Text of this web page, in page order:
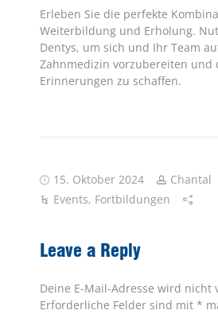
Erleben Sie die perfekte
Weiterbildung und Erholung.
Dentys, um sich und Ihr Team
Zahnmedizin vorzubereiten und
Erinnerungen zu schaffen.
15. Oktober 2024
Chantal
Events, Fortbildungen
Leave a Reply
Deine E-Mail-Adresse wird nicht
Erforderliche Felder sind mit *